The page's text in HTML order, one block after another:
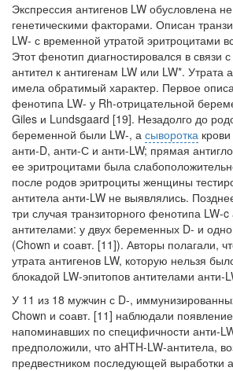
Экспрессия антигенов LW обусловлена
генетическими факторами. Описан
LW- с временной утратой эритроцитами
Этот фенотип диагностировался в связи
антител к ан­тигенам LW или LW*. Утрата
имела обратимый характер. Первое
фенотипа LW- у Rh-отрицательной
Giles и Lundsgaard [19]. Незадолго до
беременной были LW-, а сыворотка
анти-D, анти-С и анти-LW; прямая
ее эритроцитами была
после родов эритроциты женщины
антитела анти-LW не выявлялись.
три случая транзиторного фенотипа LW-
антителами: у двух беременных D- и
(Chown и со­авт. [11]). Авторы полагали,
утрата антигенов LW, которую нельзя
блокадой LW-эпитопов антителами анти-
У 11 из 18 мужчин с D-,
Chown и соавт. [11] наблюдали
напоминавших по специфичности анти-
предположили, что aHTH-LW-антитела,
предвест­ником последующей выработки